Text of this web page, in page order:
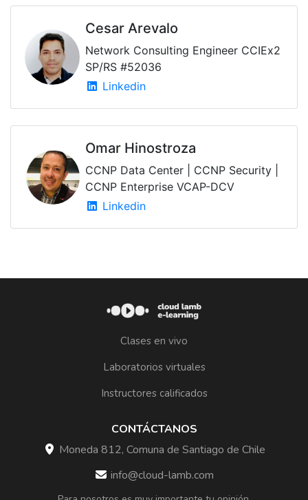
Cesar Arevalo
Network Consulting Engineer CCIEx2
SP/RS #52036
Linkedin
Omar Hinostroza
CCNP Data Center | CCNP Security |
CCNP Enterprise VCAP-DCV
Linkedin
Clases en vivo
Laboratorios virtuales
Instructores calificados
CONTÁCTANOS
Moneda 812, Comuna de Santiago de Chile
info@cloud-lamb.com